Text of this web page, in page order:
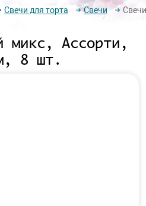
Свечи для торта Свечи
микс, Ассорти,
8 шт.